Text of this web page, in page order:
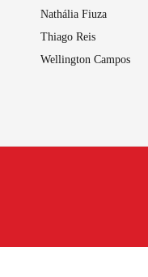
Nathália Fiuza
Thiago Reis
Wellington Campos